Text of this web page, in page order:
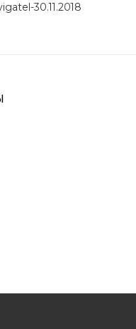
30.11.2018